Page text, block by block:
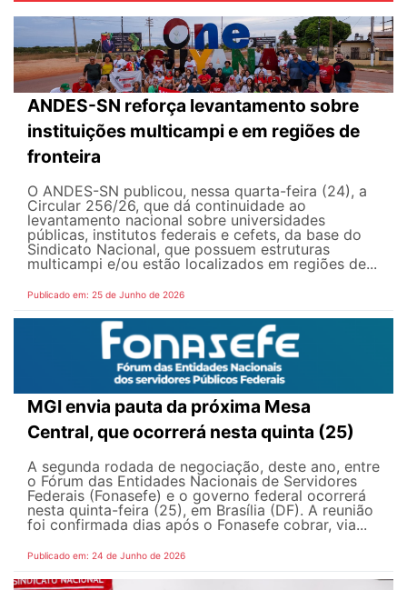
ANDES-SN reforça levantamento sobre
instituições multicampi e em regiões de
fronteira
O ANDES-SN publicou, nessa quarta-feira (24), a
Circular 256/26, que dá continuidade ao
levantamento nacional sobre universidades
públicas, institutos federais e cefets, da base do
Sindicato Nacional, que possuem estruturas
multicampi e/ou estão localizados em regiões de...
Publicado em: 25 de Junho de 2026
MGI envia pauta da próxima Mesa
Central, que ocorrerá nesta quinta (25)
A segunda rodada de negociação, deste ano, entre
o Fórum das Entidades Nacionais de Servidores
Federais (Fonasefe) e o governo federal ocorrerá
nesta quinta-feira (25), em Brasília (DF). A reunião
foi confirmada dias após o Fonasefe cobrar, via...
Publicado em: 24 de Junho de 2026